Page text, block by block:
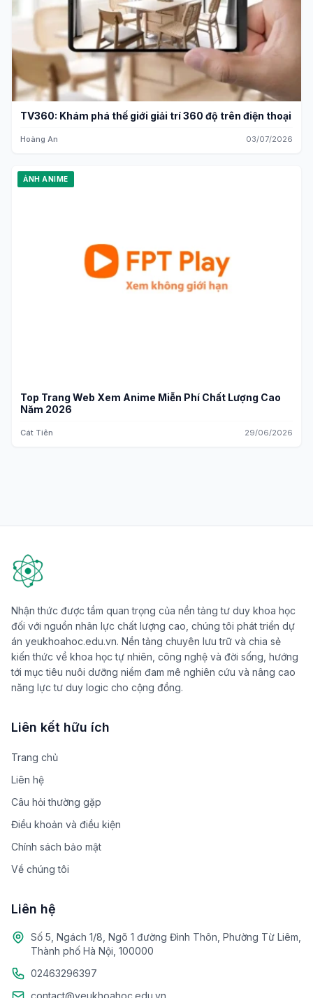
TV360: Khám phá thế giới giải trí 360 độ trên điện thoại
Hoàng An 03/07/2026
ẢNH ANIME
Top Trang Web Xem Anime Miễn Phí Chất Lượng Cao
Năm 2026
Cát Tiên 29/06/2026
Nhận thức được tầm quan trọng của nền tảng tư duy khoa học
đối với nguồn nhân lực chất lượng cao, chúng tôi phát triển dự
án yeukhoahoc.edu.vn. Nền tảng chuyên lưu trữ và chia sẻ
kiến thức về khoa học tự nhiên, công nghệ và đời sống, hướng
tới mục tiêu nuôi dưỡng niềm đam mê nghiên cứu và nâng cao
năng lực tư duy logic cho cộng đồng.
Liên kết hữu ích
Trang chủ
Liên hệ
Câu hỏi thường gặp
Điều khoản và điều kiện
Chính sách bảo mật
Về chúng tôi
Liên hệ
Số 5, Ngách 1/8, Ngõ 1 đường Đình Thôn, Phường Từ Liêm,
Thành phố Hà Nội, 100000
02463296397
contact@yeukhoahoc.edu.vn